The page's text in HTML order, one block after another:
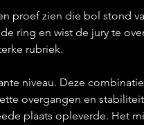
proef zien die bol stond
ring en wist de jury te
rubriek.
niveau. Deze
overgangen en
plaats opleverde. Het